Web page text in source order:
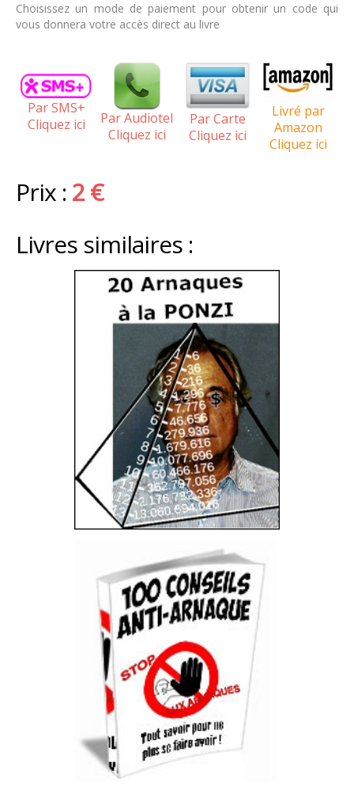
Choisissez un mode de paiement pour obtenir un code qui
vous donnera votre accès direct au livre
Par SMS+
Cliquez ici
Par Audiotel
Cliquez ici
Par Carte
Cliquez ici
Livré par
Amazon
Cliquez ici
Prix : 2 €
Livres similaires :